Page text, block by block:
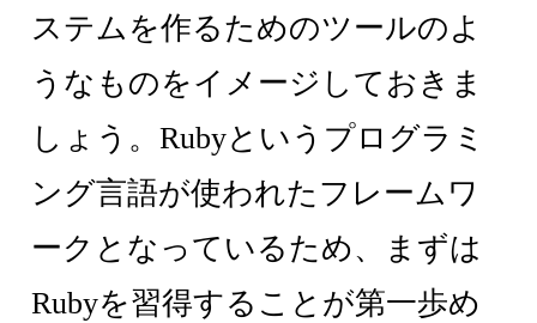
ステムを作るためのツールのよ
うなものをイメージしておきま
しょう。Rubyというプログラミ
ング言語が使われたフレームワ
ークとなっているため、まずは
Rubyを習得することが第一歩め